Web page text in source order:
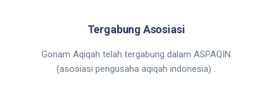
Tergabung Asosiasi
Gonam Aqiqah telah tergabung dalam ASPAQIN
(asosiasi pengusaha aqiqah indonesia) .